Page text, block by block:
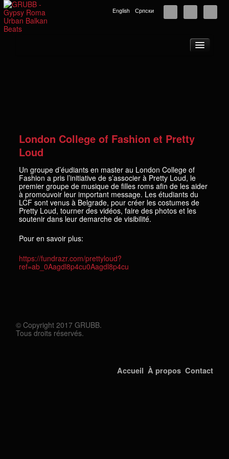
Vidéos
Public scolaire
Boutique
Partenaires
English Српски
London College of Fashion et Pretty
Loud
Un groupe d’éudiants en master au London College of
Fashion a pris l’initiative de s’associer à Pretty Loud, le
premier groupe de musique de filles roms afin de les aider
à promouvoir leur important message. Les étudiants du
LCF sont venus à Belgrade, pour créer les costumes de
Pretty Loud, tourner des vidéos, faire des photos et les
soutenir dans leur demarche de visibilité.
Pour en savoir plus:
https://fundrazr.com/prettyloud?
ref=ab_0Aagdl8p4cu0Aagdl8p4cu
© Copyright 2017 GRUBB.
Tous droits réservés.
Accueil À propos Contact